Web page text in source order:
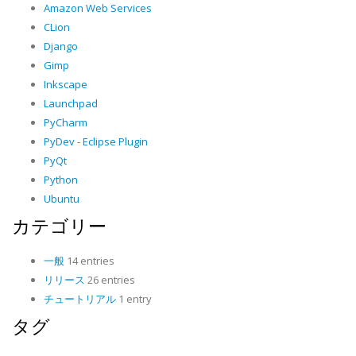
Amazon Web Services
CLion
Django
Gimp
Inkscape
Launchpad
PyCharm
PyDev - Eclipse Plugin
PyQt
Python
Ubuntu
カテゴリー
一般 14 entries
リリース 26 entries
チュートリアル 1 entry
タグ